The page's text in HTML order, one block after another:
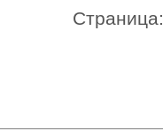
Страница: